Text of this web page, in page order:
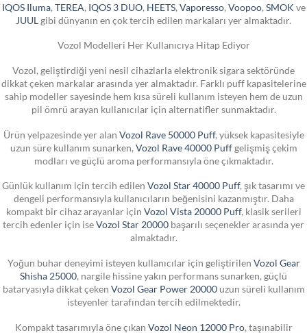
IQOS Iluma, TEREA IQOS 3 DUO, HEETS, Vaporesso, Voopoo, SMOK ve
JUUL gibi dünyanın en çok tercih edilen markaları yer almaktadır.
Vozol Modelleri Her Kullanıcıya Hitap Ediyor
Vozol, geliştirdiği yeni nesil cihazlarla elektronik sigara sektöründe
dikkat çeken markalar arasında yer almaktadır. Farklı puff kapasitelerine
sahip modeller sayesinde hem kısa süreli kullanım isteyen hem de uzun
pil ömrü arayan kullanıcılar için alternatifler sunmaktadır.
Ürün yelpazesinde yer alan Vozol Rave 50000 Puff, yüksek kapasitesiyle
uzun süre kullanım sunarken, Vozol Rave 40000 Puffgelişmiş çekim
modları ve güçlü aroma performansıyla öne çıkmaktadır.
Günlük kullanım için tercih edilen Vozol Star 40000 Puff, şık tasarımı ve
dengeli performansıyla kullanıcıların beğenisini kazanmıştır. Daha
kompakt bir cihaz arayanlar için Vozol Vista 20000 Puff, klasik serileri
tercih edenler için iseVozol Star 20000 başarılı seçenekler arasında yer
almaktadır.
Yoğun buhar deneyimi isteyen kullanıcılar için geliştirilen Vozol Gear
Shisha 25000 , nargile hissine yakın performans sunarken, güçlü
bataryasıyla dikkat çeken Vozol Gear Power 20000uzun süreli kullanım
isteyenler tarafından tercih edilmektedir.
Kompakt tasarımıyla öne çıkan Vozol Neon 12000 Pro, taşınabilir